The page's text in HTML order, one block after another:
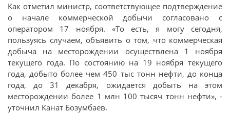
Как отметил министр, соответствующее подтверждение
о начале коммерческой добычи согласовано с
оператором 17 ноября. «То есть, я могу сегодня,
пользуясь случаем, объявить о том, что коммерческая
добыча на месторождении осуществлена 1 ноября
текущего года. По состоянию на 19 ноября текущего
года, добыто более чем 450 тыс тонн нефти, до конца
года, до 31 декабря, ожидается добыть на этом
месторождении более 1 млн 100 тысяч тонн нефти», -
уточнил Канат Бозумбаев.